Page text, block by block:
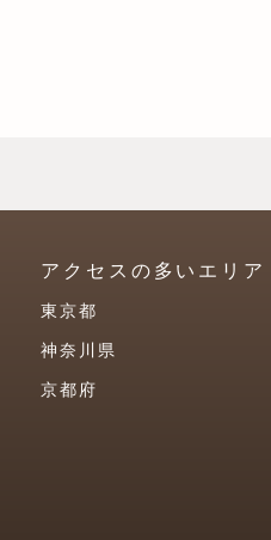
アクセスの多いエリア
東京都
神奈川県
京都府